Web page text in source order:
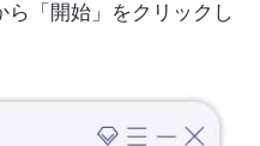
「開始」をクリックし